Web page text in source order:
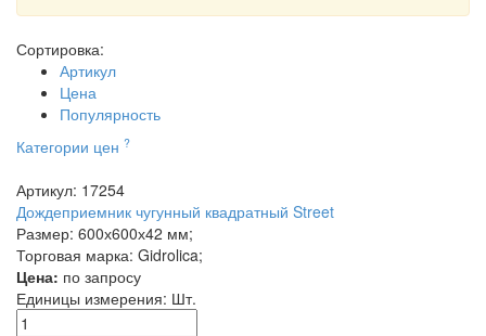
Сортировка:
Артикул
Цена
Популярность
Категории цен ?
Артикул: 17254
Дождеприемник чугунный квадратный Street
Размер: 600х600х42 мм;
Торговая марка: Gidrolica;
Цена: по запросу
Единицы измерения: Шт.